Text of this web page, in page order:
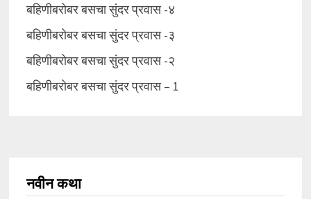
बहिणीबरोबर बसचा सुंदर प्रवास -४
बहिणीबरोबर बसचा सुंदर प्रवास -३
बहिणीबरोबर बसचा सुंदर प्रवास -२
बहिणीबरोबर बसचा सुंदर प्रवास – 1
नवीन कथा